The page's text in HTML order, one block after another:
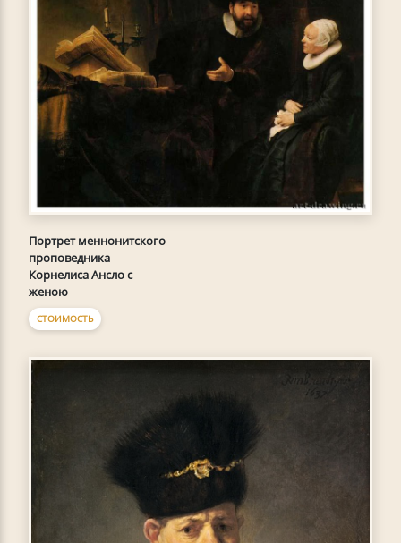
Портрет меннонитского
проповедника
Корнелиса Ансло с
женою
СТОИМОСТЬ